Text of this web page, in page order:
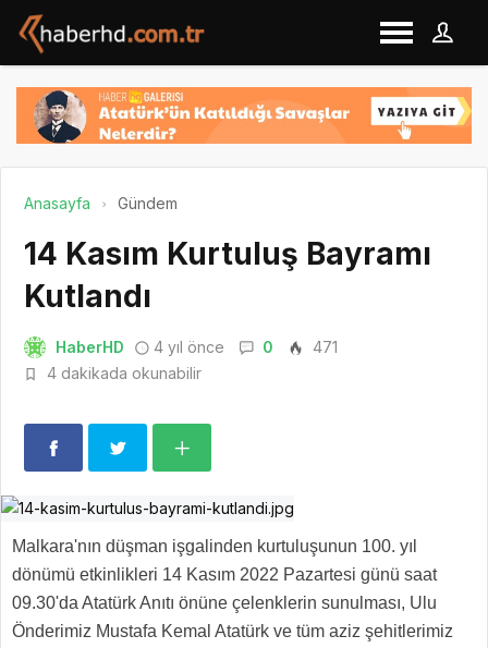
Anasayfa Gündem
14 Kasım Kurtuluş Bayramı
Kutlandı
HaberHD 4 yıl önce 0
471
4 dakikada okunabilir
Malkara'nın düşman işgalinden kurtuluşunun 100. yıl
dönümü etkinlikleri 14 Kasım 2022 Pazartesi günü saat
09.30'da Atatürk Anıtı önüne çelenklerin sunulması, Ulu
Önderimiz Mustafa Kemal Atatürk ve tüm aziz şehitlerimiz